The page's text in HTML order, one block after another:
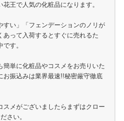
王で人気の化粧品になります。
すい」「フェンデーションのノリが
あって入荷するとすぐに売れるた
す。
簡単に化粧品やコスメをお売りいた
お振込みは業界最速!!秘密厳守徹底
スメがございましたらまずはクロー
さい。